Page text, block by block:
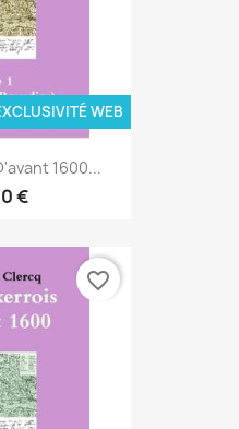
1600...
€
WEB
favorite_border